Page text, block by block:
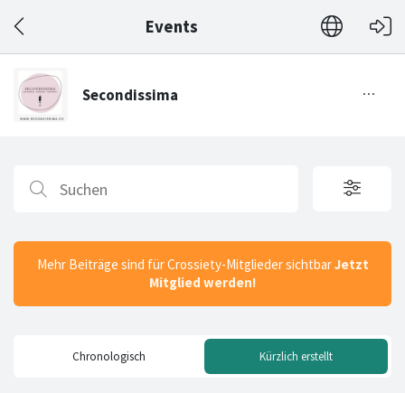
Events
Mehr Beiträge sind für Crossiety-Mitglieder sichtbarJetzt
Mitglied werden!
Chronologisch Kürzlich erstellt